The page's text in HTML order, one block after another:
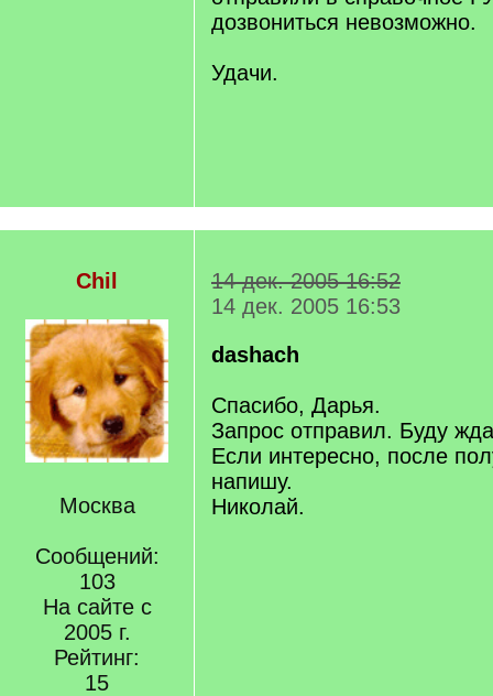
дозвониться невозможно.
Удачи.
Chil
Москва
Сообщений:
103
На сайте с
2005 г.
Рейтинг:
15
14 дек. 2005 16:52
14 дек. 2005 16:53
dashach
Спасибо, Дарья.
Запрос отправил. Буду
Если интересно, после
напишу.
Николай.